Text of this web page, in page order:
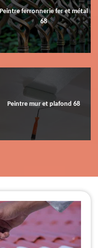
Peintre ferronnerie fer et métal
68
Peintre mur et plafond 68